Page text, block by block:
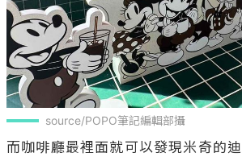
source/POPO筆記編輯部攝
而咖啡廳最裡面就可以發現米奇的